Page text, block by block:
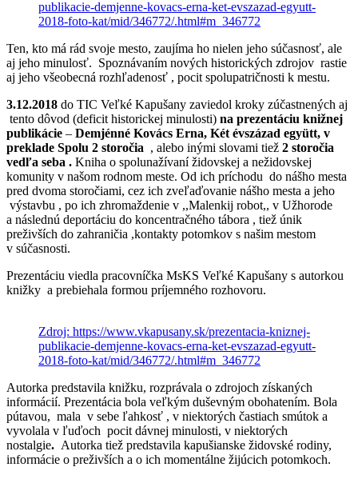
publikacie-demjenne-kovacs-erna-ket-evszazad-egyutt-
2018-foto-kat/mid/346772/.html#m_346772
Ten, kto má rád svoje mesto, zaujíma ho nielen jeho súčasnosť, ale
aj jeho minulosť. Spoznávaním nových historických zdrojov rastie
aj jeho všeobecná rozhľadenosť , pocit spolupatričnosti k mestu.
3.12.2018 do TIC Veľké Kapušany zaviedol kroky zúčastnených aj
tento dôvod (deficit historickej minulosti) na prezentáciu knižnej
publikácie – Demjénné Kovács Erna, Két évszázad együtt, v
preklade Spolu 2 storočia , alebo inými slovami tiež 2 storočia
vedľa seba . Kniha o spolunažívaní židovskej a nežidovskej
komunity v našom rodnom meste. Od ich príchodu do nášho mesta
pred dvoma storočiami, cez ich zveľaďovanie nášho mesta a jeho
výstavbu , po ich zhromaždenie v ,,Malenkij robot,, v Užhorode
a následnú deportáciu do koncentračného tábora , tiež únik
preživších do zahraničia ,kontakty potomkov s našim mestom
v súčasnosti.
Prezentáciu viedla pracovníčka MsKS Veľké Kapušany s autorkou
knižky a prebiehala formou príjemného rozhovoru.
Zdroj: https://www.vkapusany.sk/prezentacia-kniznej-
publikacie-demjenne-kovacs-erna-ket-evszazad-egyutt-
2018-foto-kat/mid/346772/.html#m_346772
Autorka predstavila knižku, rozprávala o zdrojoch získaných
informácií. Prezentácia bola veľkým duševným obohatením. Bola
pútavou, mala v sebe ľahkosť , v niektorých častiach smútok a
vyvolala v ľuďoch pocit dávnej minulosti, v niektorých
nostalgie. Autorka tiež predstavila kapušianske židovské rodiny,
informácie o preživších a o ich momentálne žijúcich potomkoch.